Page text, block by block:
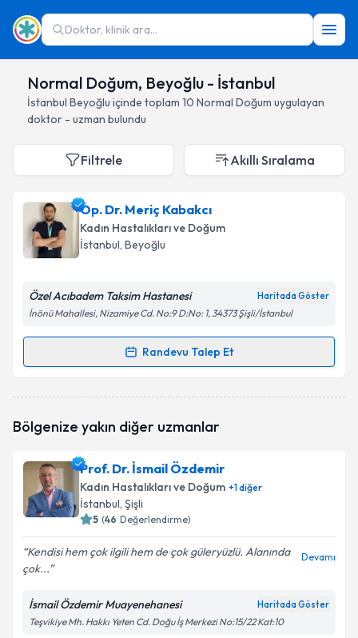
Doktor, klinik ara...
Normal Doğum, Beyoğlu - İstanbul
İstanbul Beyoğlu içinde toplam 10 Normal Doğum uygulayan
doktor - uzman bulundu
Filtrele Akıllı Sıralama
Op. Dr. Meriç Kabakcı
Kadın Hastalıkları ve Doğum
İstanbul, Beyoğlu
Özel Acıbadem Taksim Hastanesi Haritada Göster
İnönü Mahallesi, Nizamiye Cd. No:9 D:No: 1, 34373 Şişli/İstanbul
Randevu Talep Et
Randevu Takvimi Talebi
oluşturun. Size bu uzmandan randevu almanız için bir
E-posta Adresiniz
Kişisel verilerimin işlenmesine ilişkinAydınlatma
Bölgenize yakın diğer uzmanlar
Prof. Dr. İsmail Özdemir
Kadın Hastalıkları ve Doğum +1diğer
İstanbul, Şişli
5 (46 Değerlendirme)
Kendisi hem çok ilgili hem de çok güleryüzlü. Alanında
çok...
Devamı
İsmail Özdemir Muayenehanesi Haritada Göster
Teşvikiye Mh. Hakkı Yeten Cd. Doğu İş Merkezi No:15/22 Kat:10